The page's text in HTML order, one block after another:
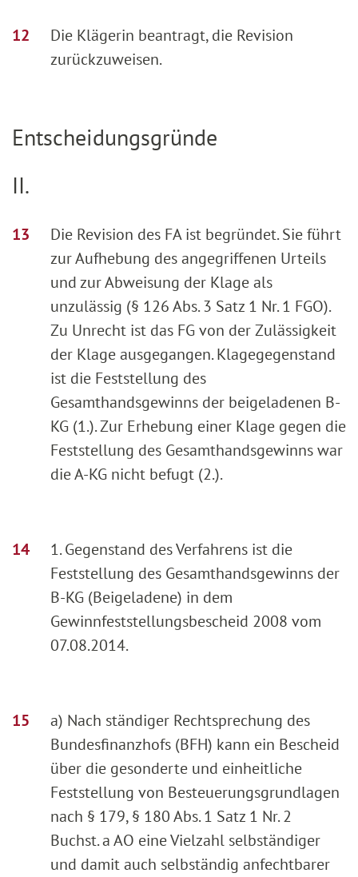
Die Klägerin beantragt, die Revision
zurückzuweisen.
Entscheidungsgründe
II.
Die Revision des FA ist begründet. Sie führt
zur Aufhebung des angegriffenen Urteils
und zur Abweisung der Klage als
unzulässig (§ 126 Abs. 3 Satz 1 Nr. 1 FGO).
Zu Unrecht ist das FG von der Zulässigkeit
der Klage ausgegangen. Klagegegenstand
ist die Feststellung des
Gesamthandsgewinns der beigeladenen B-
KG (1.). Zur Erhebung einer Klage gegen die
Feststellung des Gesamthandsgewinns war
die A-KG nicht befugt (2.).
1. Gegenstand des Verfahrens ist die
Feststellung des Gesamthandsgewinns der
B-KG (Beigeladene) in dem
Gewinnfeststellungsbescheid 2008 vom
07.08.2014.
a) Nach ständiger Rechtsprechung des
Bundesfinanzhofs (BFH) kann ein Bescheid
über die gesonderte und einheitliche
Feststellung von Besteuerungsgrundlagen
nach § 179, § 180 Abs. 1 Satz 1 Nr. 2
Buchst. a AO eine Vielzahl selbständiger
und damit auch selbständig anfechtbarer